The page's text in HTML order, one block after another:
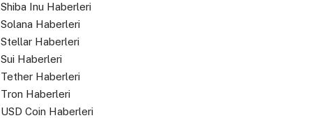
Shiba Inu Haberleri
Solana Haberleri
Stellar Haberleri
Sui Haberleri
Tether Haberleri
Tron Haberleri
USD Coin Haberleri